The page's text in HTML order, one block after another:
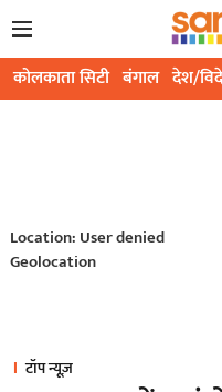
कोलकाता सिटी बंगाल देश/
Location: User denied
Geolocation
टॉप न्यूज़